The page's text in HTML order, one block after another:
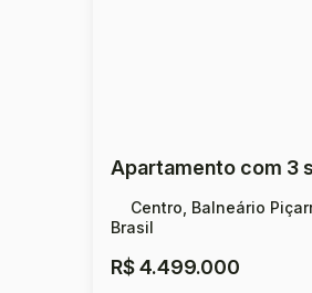
R$4.499.000
Centro, Balneário
Brasil